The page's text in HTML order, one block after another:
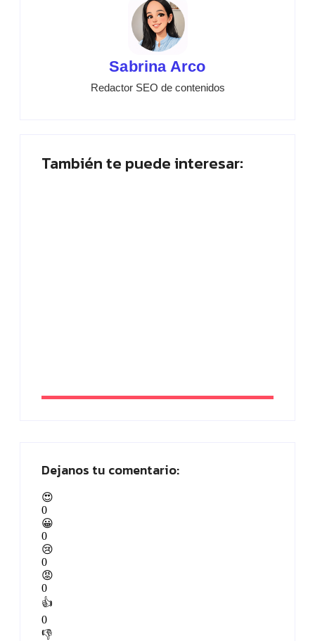
Sabrina Arco
Redactor SEO de contenidos
También te puede interesar:
Dejanos tu comentario:
😍
0
😀
0
😢
0
😡
0
👍
0
👎